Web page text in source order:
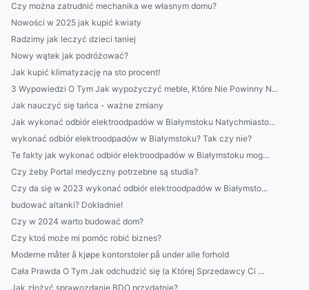
Czy można zatrudnić mechanika we własnym domu?
Nowości w 2025 jak kupić kwiaty
Radzimy jak leczyć dzieci taniej
Nowy wątek jak podróżować?
Jak kupić klimatyzację na sto procent!
3 Wypowiedzi O Tym Jak wypożyczyć meble, Które Nie Powinny N...
Jak nauczyć się tańca - ważne zmiany
Jak wykonać odbiór elektroodpadów w Białymstoku Natychmiasto...
wykonać odbiór elektroodpadów w Białymstoku? Tak czy nie?
Te fakty jak wykonać odbiór elektroodpadów w Białymstoku mog...
Czy żeby Portal medyczny potrzebne są studia?
Czy da się w 2023 wykonać odbiór elektroodpadów w Białymsto...
budować altanki? Dokładnie!
Czy w 2024 warto budować dom?
Czy ktoś może mi pomóc robić biznes?
Moderne måter å kjøpe kontorstoler på under alle forhold
Cała Prawda O Tym Jak odchudzić się (a Której Sprzedawcy Ci ...
Jak złożyć sprawozdanie BDO przydatnie?